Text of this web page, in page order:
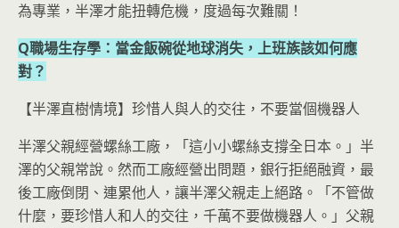
為專業，半澤才能扭轉危機，度過每次難關！
Q職場生存學：當金飯碗從地球消失，上班族該如何應
對？
【半澤直樹情境】珍惜人與人的交往，不要當個機器人
半澤父親經營螺絲工廠，「這小小螺絲支撐全日本。」半
澤的父親常說。然而工廠經營出問題，銀行拒絕融資，最
後工廠倒閉、連累他人，讓半澤父親走上絕路。「不管做
什麼，要珍惜人和人的交往，千萬不要做機器人。」父親